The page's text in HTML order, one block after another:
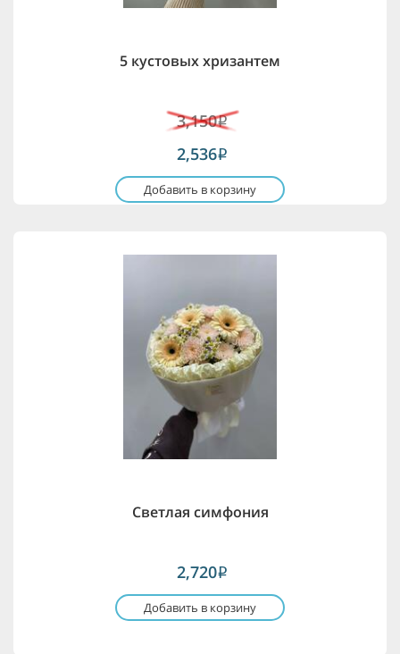
5 кустовых хризантем
3,150i
2,536i
Добавить в корзину
Светлая симфония
2,720i
Добавить в корзину